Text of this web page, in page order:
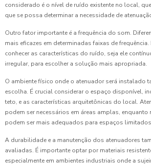
considerado é o nível de ruído existente no local,
que se possa determinar a necessidade de
Outro fator importante é a frequência do som.
mais eficazes em determinadas faixas de
conhecer as características do ruído, seja ele
irregular, para escolher a solução mais apropriada.
O ambiente físico onde o atenuador será instalado
escolha. É crucial considerar o espaço disponível,
teto, e as características arquitetônicas do local.
podem ser necessários em áreas amplas,
podem ser mais adequados para espaços
A durabilidade e a manutenção dos atenuadores
avaliadas. É importante optar por materiais
especialmente em ambientes industriais onde a